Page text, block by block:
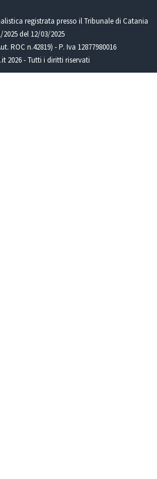
registrata presso il Tribunale di Catania
2025 del 12/03/2025
ROC n.42819) - P. Iva 12877980016
2026 - Tutti i diritti riservati